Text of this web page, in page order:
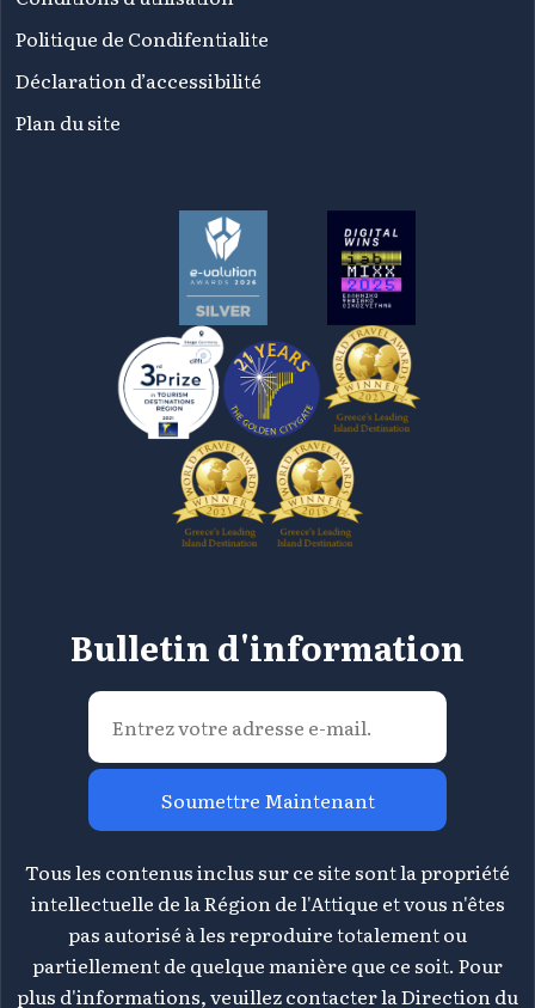
Politique de Condifentialite
Déclaration d’accessibilité
Plan du site
Bulletin d'information
Soumettre Maintenant
Tous les contenus inclus sur ce site sont la propriété
intellectuelle de la Région de l'Attique et vous n'êtes
pas autorisé à les reproduire totalement ou
partiellement de quelque manière que ce soit. Pour
plus d'informations, veuillez contacter la Direction du